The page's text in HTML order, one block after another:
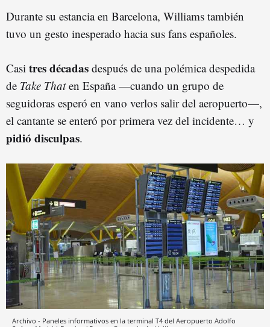
Durante su estancia en Barcelona, Williams también
tuvo un gesto inesperado hacia sus fans españoles.
Casi tres décadas después de una polémica despedida
de Take Thaten España —cuando un grupo de
seguidoras esperó en vano verlos salir del aeropuerto—,
el cantante se enteró por primera vez del incidente… y
pidió disculpas.
Archivo - Paneles informativos en la terminal T4 del Aeropuerto Adolfo